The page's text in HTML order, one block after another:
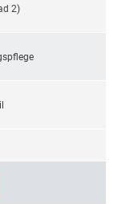
2)